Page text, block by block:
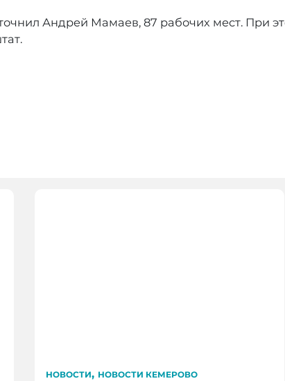
Андрей Мамаев, 87 рабочих мест. При
НОВОСТИ, НОВОСТИ КЕМЕРОВО